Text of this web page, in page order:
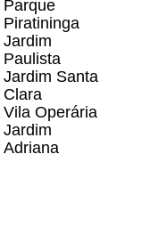
Parque
Piratininga
Jardim
Paulista
Jardim Santa
Clara
Vila Operária
Jardim
Adriana